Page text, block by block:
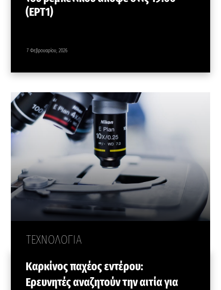
(ΕΡΤ1)
7 Φεβρουαρίου, 2026
ΤΕΧΝΟΛΟΓΙΑ
Καρκίνος παχέος εντέρου:
Ερευνητές αναζητούν την αιτία για